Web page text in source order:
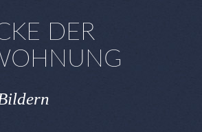
DER